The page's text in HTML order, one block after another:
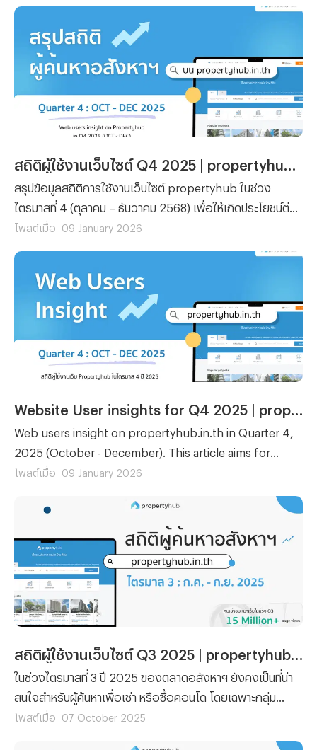
สรุปข้อมูลสถิติการใช้งานเว็บไซต์ propertyhub ในช่วง
ไตรมาสที่ 4 (ตุลาคม – ธันวาคม 2568) เพื่อให้เกิดประโยชน์ต่อ
กลุ่มผู้ใช้งานในวงการอสังหาริมทรัพย์ประเภทคอนโด โดย
ความสนใจในตลาดอสังหาริมทรัพย์
โพสต์เมื่อ 09 January 2026
Web users insight on propertyhub.in.th in Quarter 4,
2025 (October - December). This article aims for
anyone in the condo market which include buyer,
understand current user trends and interests in
โพสต์เมื่อ 09 January 2026
ในช่วงไตรมาสที่ 3 ปี 2025 ของตลาดอสังหาฯ ยังคงเป็นที่น่า
สนใจสำหรับผู้ค้นหาเพื่อเช่า หรือซื้อคอนโด โดยเฉพาะกลุ่ม
นักศึกษาและวัยทำงานที่ต้องการหาที่อยู่อาศัยใกล้แหล่งสถาน
โพสต์เมื่อ 07 October 2025